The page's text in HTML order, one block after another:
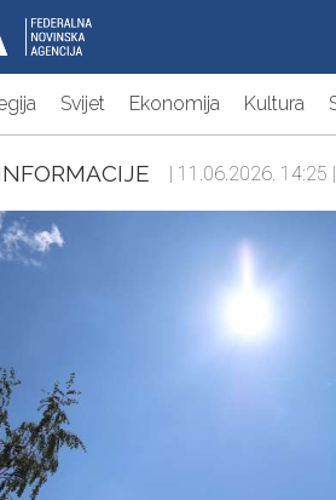
Svijet Ekonomija Kultura
| 11.06.2026. 14:25 |